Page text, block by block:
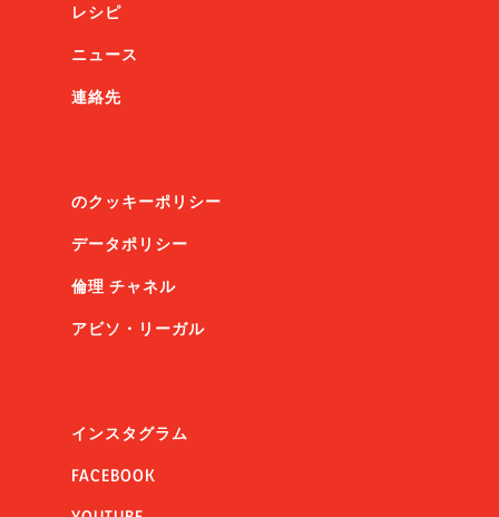
レシピ
ニュース
連絡先
のクッキーポリシー
データポリシー
倫理 チャネル
アビソ・リーガル
インスタグラム
FACEBOOK